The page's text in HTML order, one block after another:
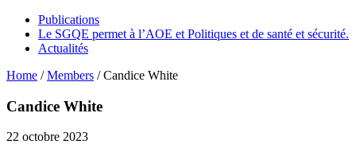
Publications
Le SGQE permet à l’AOE et Politiques et de santé et sécurité.
Actualités
Home /Members /Candice White
Candice White
22 octobre 2023